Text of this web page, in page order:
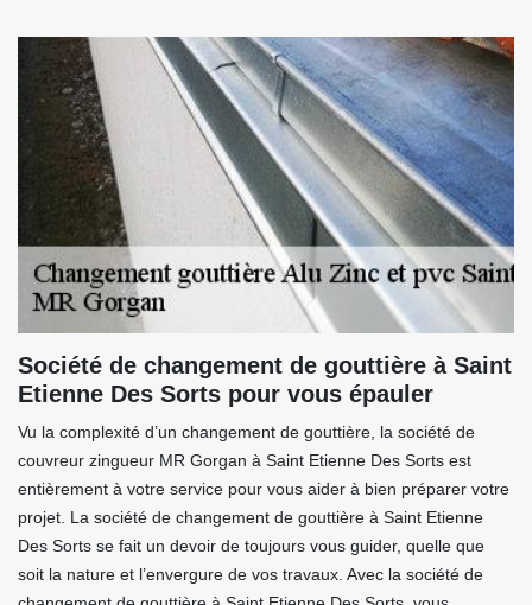
Société de changement de gouttière à Saint
Etienne Des Sorts pour vous épauler
Vu la complexité d’un changement de gouttière, la société de
couvreur zingueur MR Gorgan à Saint Etienne Des Sorts est
entièrement à votre service pour vous aider à bien préparer votre
projet. La société de changement de gouttière à Saint Etienne
Des Sorts se fait un devoir de toujours vous guider, quelle que
soit la nature et l’envergure de vos travaux. Avec la société de